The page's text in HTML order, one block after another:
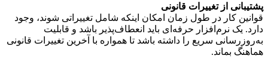
پشتیبانی از تغییرات قانونی
قوانین کار در طول زمان امکان اینکه شامل تغییراتی شوند، وجود
دارد. یک نرم‌افزار حرفه‌ای باید انعطاف‌پذیر باشد و قابلیت
به‌روزرسانی سریع را داشته باشد تا همواره با آخرین تغییرات قانونی
هماهنگ بماند.